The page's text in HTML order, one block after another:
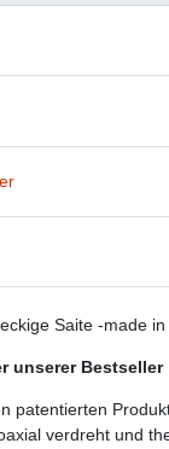
Saite -made
unserer Bestseller
patentierten
verdreht und